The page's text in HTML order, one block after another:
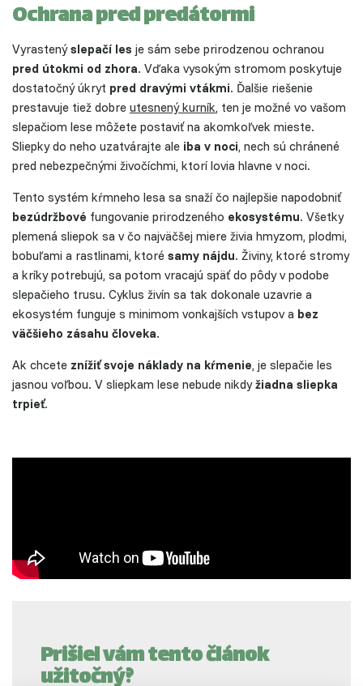
Ochrana pred predátormi
Vyrastenýslepačí les je sám sebe prirodzenou ochranou
pred útokmi od zhora. Vďaka vysokým stromom poskytuje
dostatočný úkryt pred dravými vtákmi. Ďalšie riešenie
prestavuje tiež dobre utesnený kurník, ten je možné vo vašom
slepačiom lese môžete postaviť na akomkoľvek mieste.
Sliepky do neho uzatvárajte ale iba v noci, nech sú chránené
pred nebezpečnými živočíchmi, ktorí lovia hlavne v noci.
Tento systém kŕmneho lesa sa snaží čo najlepšie napodobniť
bezúdržbové fungovanie prirodzeného ekosystému. Všetky
plemená sliepok sa v čo najväčšej miere živia hmyzom, plodmi,
bobuľami a rastlinami, ktoré samy nájdu. Živiny, ktoré stromy
a kríky potrebujú, sa potom vracajú späť do pôdy v podobe
slepačieho trusu. Cyklus živín sa tak dokonale uzavrie a
ekosystém funguje s minimom vonkajších vstupov a bez
väčšieho zásahu človeka.
Ak chcete znížiť svoje náklady na kŕmenie, je slepačie les
jasnou voľbou. V sliepkam lese nebude nikdyžiadna sliepka
trpieť.
Prišiel vám tento článok
užitočný?